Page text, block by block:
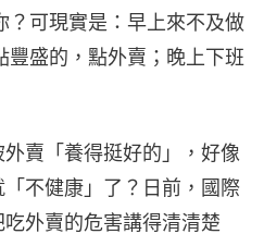
？可現實是：早上來不及做
豐盛的，點外賣；晚上下班
賣「養得挺好的」，好像
不健康」了？日前，國際
外賣的危害講得清清楚